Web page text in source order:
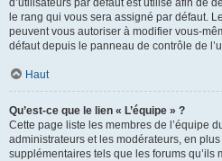
le rang qui vous sera assigné par défaut.
peuvent vous autoriser à modifier vous-
défaut depuis le panneau de contrôle de
Haut
Qu’est-ce que le lien « L’équipe » ?
Cette page liste les membres de l’équipe
administrateurs et les modérateurs, en
supplémentaires tels que les forums qu’ils